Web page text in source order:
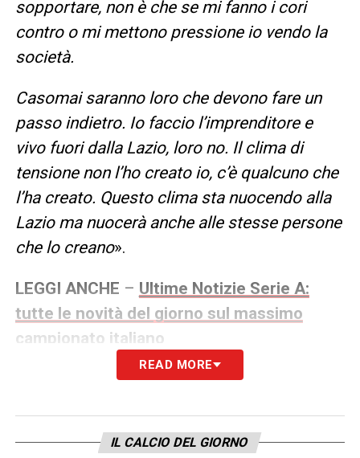
sopportare, non è che se mi fanno i cori
contro o mi mettono pressione io vendo la
società.
Casomai saranno loro che devono fare un
passo indietro. Io faccio l’imprenditore e
vivo fuori dalla Lazio, loro no. Il clima di
tensione non l’ho creato io, c’è qualcuno che
l’ha creato. Questo clima sta nuocendo alla
Lazio ma nuocerà anche alle stesse persone
che lo creano».
LEGGI ANCHE – Ultime Notizie Serie A:
tutte le novità del giorno sul massimo
campionato italiano
READ MORE
IL CALCIO DEL GIORNO